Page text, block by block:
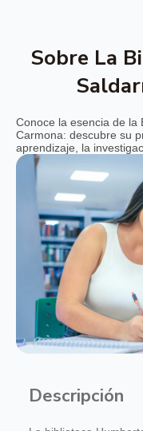
Sobre La
Conoce la esencia de la
Carmona: descubre su
aprendizaje, la
Descripción